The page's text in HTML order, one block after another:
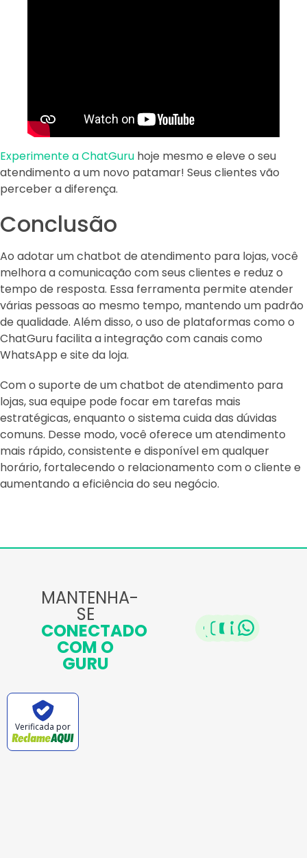
Experimente a ChatGuru hoje mesmo e eleve o seu
atendimento a um novo patamar! Seus clientes vão
perceber a diferença.
Conclusão
Ao adotar um chatbot de atendimento para lojas, você
melhora a comunicação com seus clientes e reduz o
tempo de resposta. Essa ferramenta permite atender
várias pessoas ao mesmo tempo, mantendo um padrão
de qualidade. Além disso, o uso de plataformas como o
ChatGuru facilita a integração com canais como
WhatsApp e site da loja.
Com o suporte de um chatbot de atendimento para
lojas, sua equipe pode focar em tarefas mais
estratégicas, enquanto o sistema cuida das dúvidas
comuns. Desse modo, você oferece um atendimento
mais rápido, consistente e disponível em qualquer
horário, fortalecendo o relacionamento com o cliente e
aumentando a eficiência do seu negócio.
MANTENHA-
SE
CONECTADO
COM O
GURU
Verificada por